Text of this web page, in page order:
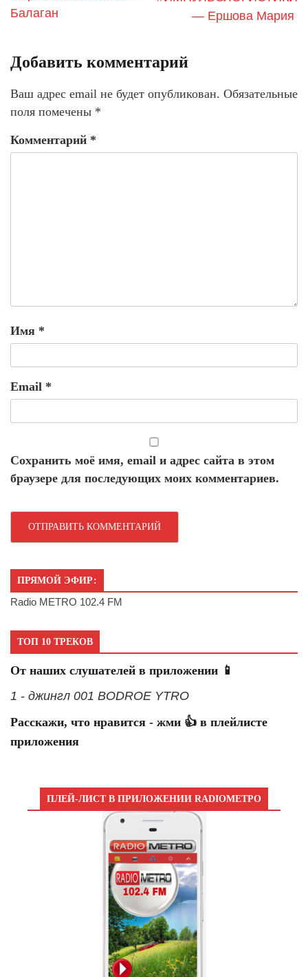
Балаган
— Ершова Мария
Добавить комментарий
Ваш адрес email не будет опубликован. Обязательные
поля помечены *
Комментарий *
Имя *
Email *
Сохранить моё имя, email и адрес сайта в этом
браузере для последующих моих комментариев.
ПРЯМОЙ ЭФИР:
Radio METRO 102.4 FM
ТОП 10 ТРЕКОВ
От наших слушателей в приложении 📱
1 - джингл 001 BODROE YTRO
Расскажи, что нравится - жми 👍 в плейлисте
приложения
ПЛЕЙ-ЛИСТ В ПРИЛОЖЕНИИ RADIOМЕТРО